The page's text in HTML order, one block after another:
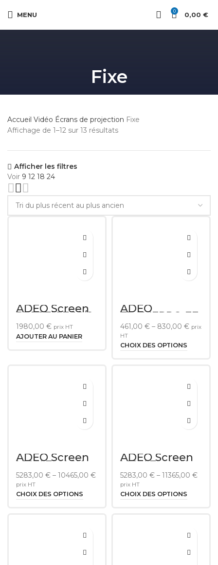
MENU 0 0,00 €
Fixe
Accueil Vidéo Écrans de projection Fixe
Affichage de 1–12 sur 13 résultatsTrié
plus
ancien
Afficher les filtres
Voir 9 12 18 24
ADEO Screen
PRESTIGE 16/9
Velvet 4M
avec LED RGB
1980,00 € prix HT
AJOUTER AU PANIER
ADEO
FRAMEPRO FE
16/9
461,00 € – 830,00 € prix
HT
CHOIX DES OPTIONS
ADEO Screen
MOVIEMASK
TB 16/9
5283,00 € – 10465,00 €
prix HT
CHOIX DES OPTIONS
ADEO Screen
MOVIEMASK
LR 2.40
5283,00 € – 11365,00 €
prix HT
CHOIX DES OPTIONS